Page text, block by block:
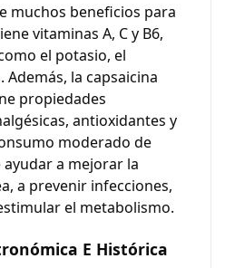
muchos beneficios para
vitaminas A, C y B6,
el potasio, el
la capsaicina
propiedades
antioxidantes y
moderado de
a mejorar la
a prevenir infecciones,
el metabolismo.
E Histórica